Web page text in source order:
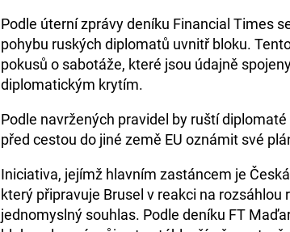
Podle úterní zprávy deníku Financial Times
pohybu ruských diplomatů uvnitř bloku.
pokusů o sabotáže, které jsou údajně
diplomatickým krytím.
Podle navržených pravidel by ruští
před cestou do jiné země EU oznámit své
Iniciativa, jejímž hlavním zastáncem je
který připravuje Brusel v reakci na
jednomyslný souhlas. Podle deníku FT